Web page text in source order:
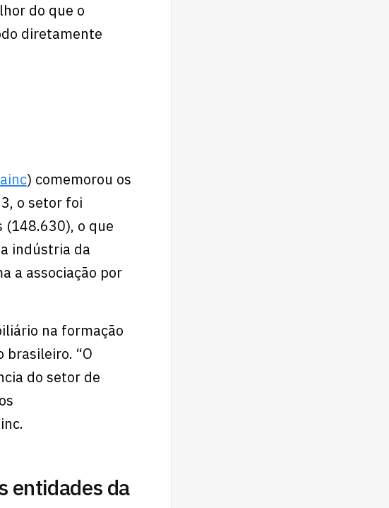
do que o
diretamente
) comemorou os
o setor foi
(148.630), o que
indústria da
a associação por
na formação
“O
do setor de
entidades da